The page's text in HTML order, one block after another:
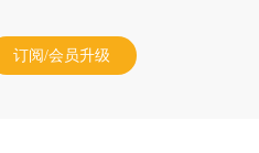
订阅/会员升级